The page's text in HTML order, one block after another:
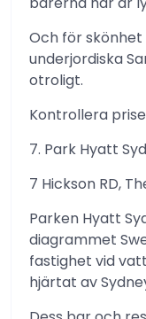
Och för
underjordiska
otroligt.
Kontrollera
7. Park Hyatt
7 Hickson RD,
Parken Hyatt
diagrammet
fastighet vid
hjärtat av